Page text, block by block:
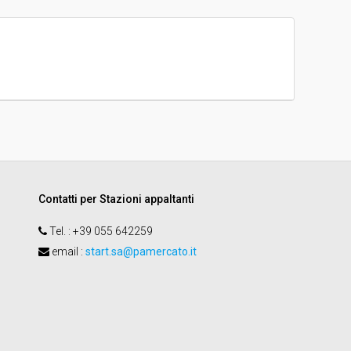
€ 54.902,00
Contatti per Stazioni appaltanti
Tel.
: +39 055 642259
email : start.sa@pamercato.it